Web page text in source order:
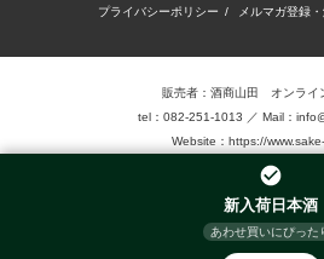
新入荷日本酒
あわせ買いにぴった
プライバシーポリシー / メルマガ登録
販売者：酒商山田 オンライ
tel：082-251-1013 ／ Mail：
Website： https://
未成年者の飲酒は、法律で禁じ
当店では、20歳以上の年齢であることを確認 でき